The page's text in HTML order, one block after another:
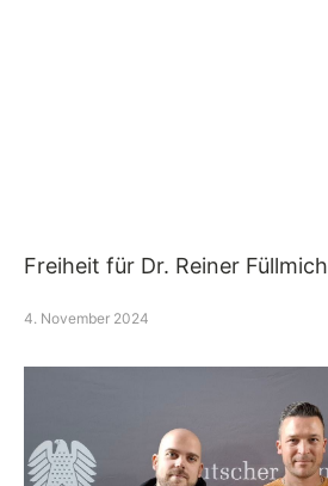
Freiheit für Dr. Reiner Füllmich
4. November 2024